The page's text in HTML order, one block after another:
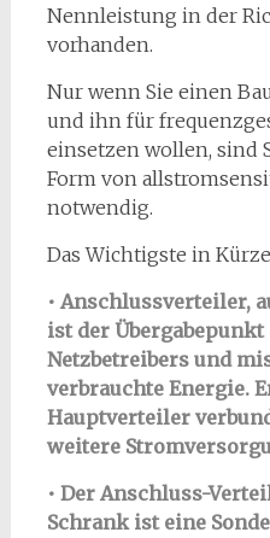
Nennleistung in der
vorhanden.
Nur wenn Sie einen
und ihn für
einsetzen wollen, sind
Form von
notwendig.
Das Wichtigste in
• Anschlussverteiler,
ist der
Netzbetreibers und
verbrauchte Energie.
Hauptverteiler
weitere
• Der Anschluss-
Schrank ist eine